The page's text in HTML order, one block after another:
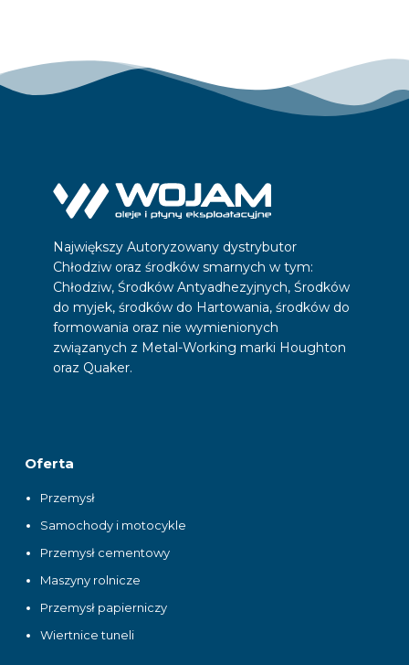
Największy Autoryzowany dystrybutor
Chłodziw oraz środków smarnych w tym:
Chłodziw, Środków Antyadhezyjnych, Środków
do myjek, środków do Hartowania, środków do
formowania oraz nie wymienionych
związanych z Metal-Working marki Houghton
oraz Quaker.
Oferta
Przemysł
Samochody i motocykle
Przemysł cementowy
Maszyny rolnicze
Przemysł papierniczy
Wiertnice tuneli